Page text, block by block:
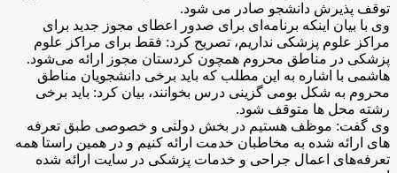
توقف پذیرش دانشجو صادر می شود.
وی با بیان اینکه برنامه‌ای برای صدور اعطای مجوز جدید برای
مراکز علوم پزشکی نداریم، تصریح کرد: فقط برای مراکز علوم
پزشکی در مناطق محروم همچون کردستان مجوز ارائه می‌شود.
هاشمی با اشاره به این مطلب که باید برخی دانشجویان مناطق
محروم به شکل بومی گزینی درس بخوانند، بیان کرد: باید برخی
رشته محل ها متوقف شود.
وی گفت: موظف هستیم در بخش دولتی و خصوصی طبق تعرفه
های ارائه شده به مخاطبان خدمت ارائه کنیم و در همین راستا همه
تعرفه‌های اعمال جراحی و خدمات پزشکی در سایت ارائه شده